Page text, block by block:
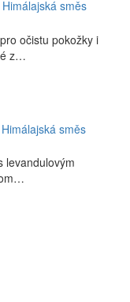
Himálajská směs
očistu pokožky i
z…
Himálajská směs
levandulovým